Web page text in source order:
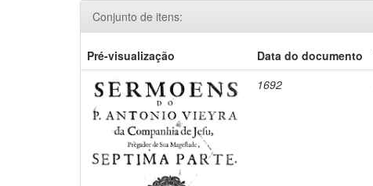
Conjunto de itens:
Pré-visualização Data do documento
1692